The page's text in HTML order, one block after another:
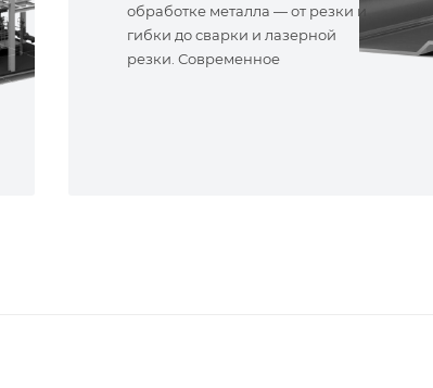
обработке металла — от резки и
гибки до сварки и лазерной
резки. Современное